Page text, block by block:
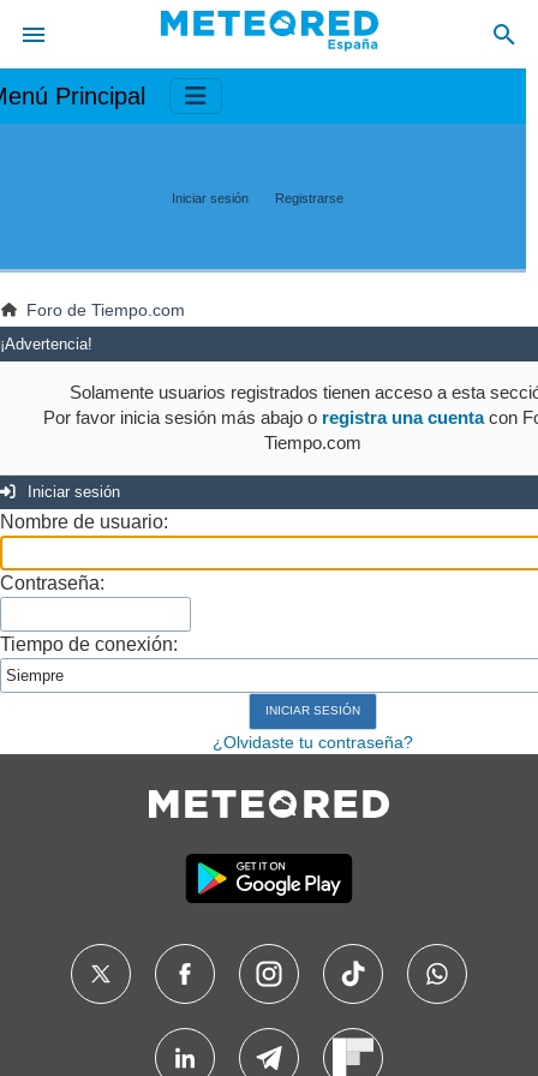
Principal
Iniciar sesión Registrarse
Foro de Tiempo.com
¡Advertencia!
Solamente usuarios registrados tienen acceso a esta
Por favor inicia sesión más abajo o registra una cuentacon
Tiempo.com
Iniciar sesión
Nombre de usuario:
Contraseña:
Tiempo de conexión:
¿Olvidaste tu contraseña?